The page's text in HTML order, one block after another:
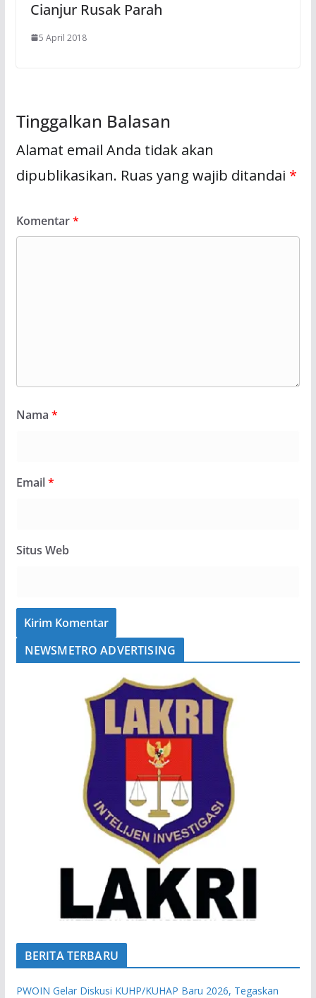
Cianjur Rusak Parah
5 April 2018
Tinggalkan Balasan
Alamat email Anda tidak akan
dipublikasikan. Ruas yang wajib ditandai *
Komentar*
Nama *
Email*
Situs Web
NEWSMETRO ADVERTISING
BERITA TERBARU
PWOIN Gelar Diskusi KUHP/KUHAP Baru 2026, Tegaskan